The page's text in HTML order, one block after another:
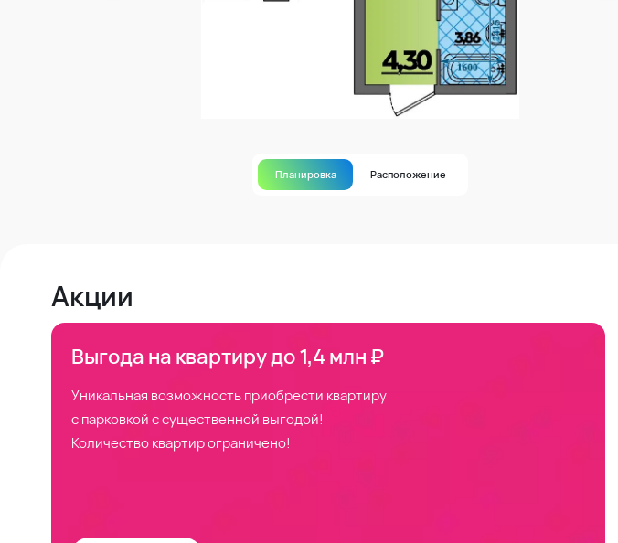
Планировка Расположение
Акции
Выгода на квартиру до 1,4 млн ₽
Уникальная возможность приобрести квартиру
с парковкой с существенной выгодой!
Количество квартир ограничено!